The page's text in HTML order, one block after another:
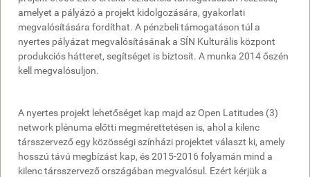
amelyet a pályázó a projekt kidolgozására, gyakorlati
megvalósítására fordíthat. A pénzbeli támogatáson túl a
nyertes pályázat megvalósításának a SÍN Kulturális központ
produkciós hátteret, segítséget is biztosít. A munka 2014 őszén
kell megvalósuljon.
A nyertes projekt lehetőséget kap majd az Open Latitudes (3)
network plénuma előtti megmérettetésen is, ahol a kilenc
társszervező egy közösségi színházi projektet választ ki, amely
hosszú távú megbízást kap, és 2015-2016 folyamán mind a
kilenc társszervező országában megvalósul. Ezért kérjük a